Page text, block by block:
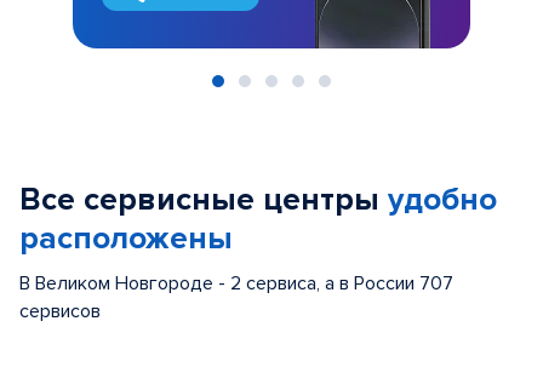
Все сервисные центры удобно
расположены
В Великом Новгороде - 2 сервиса, а в России 707
сервисов